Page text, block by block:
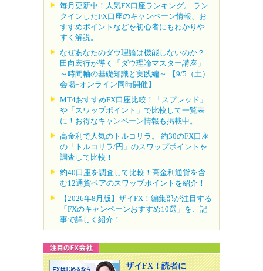
毎月更新中！人気FX口座ランキング。 ラン
クインしたFX口座のキャンペーン情報、お
すすめポイントなどを初心者にもわかりや
すく解説。
なぜあなたのダウ理論は機能しないのか？
田向宏行が導く「ダウ理論マスター講座」
～時間軸の基礎知識と実践編～ 【9/5（土）
会場+オンライン同時開催】
MT4おすすめFX口座比較！「スプレッド」
や「スワップポイント」で比較して一覧表
に！お得なキャンペーン情報も掲載中。
高金利で人気のトルコリラ。 約30のFX口座
の「トルコリラ/円」のスワップポイントを
調査して比較！
約40口座を調査して比較！高金利通貨を含
む12通貨ペアのスワップポイントを紹介！
【2026年8月版】ザイFX！編集部が注目する
「FXのキャンペーンおすすめ10選」を、記
事で詳しく紹介！
ザイFX！読者に